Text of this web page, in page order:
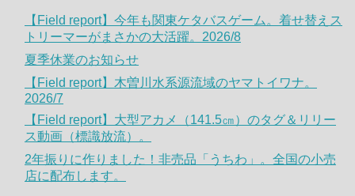
【Field report】今年も関東ケタバスゲーム。着せ替えス
トリーマーがまさかの大活躍。2026/8
夏季休業のお知らせ
【Field report】木曽川水系源流域のヤマトイワナ。
2026/7
【Field report】大型アカメ（141.5㎝）のタグ＆リリー
ス動画（標識放流）。
2年振りに作りました！非売品「うちわ」。全国の小売
店に配布します。